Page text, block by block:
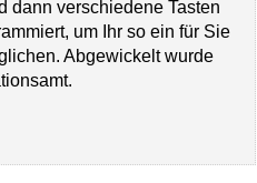
dann verschiedene Tasten
um Ihr so ein für Sie
Abgewickelt wurde